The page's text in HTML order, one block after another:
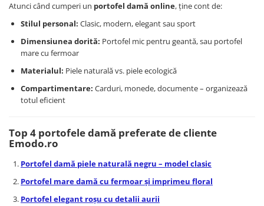
Atunci când cumperi un portofel damă online, ține cont de:
Stilul personal: Clasic, modern, elegant sau sport
Dimensiunea dorită: Portofel mic pentru geantă, sau portofel
mare cu fermoar
Materialul: Piele naturală vs. piele ecologică
Compartimentare: Carduri, monede, documente – organizează
totul eficient
Top 4 portofele damă preferate de cliente
Emodo.ro
Portofel damă piele naturală negru – model clasic
Portofel mare damă cu fermoar și imprimeu floral
Portofel elegant roșu cu detalii aurii